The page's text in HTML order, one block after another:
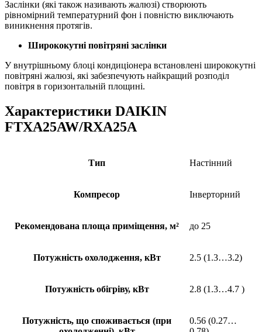
Заслінки (які також називають жалюзі) створюють
рівномірний температурний фон і повністю виключають
виникнення протягів.
Ширококутні повітряні заслінки
У внутрішньому блоці кондиціонера встановлені ширококутні
повітряні жалюзі, які забезпечують найкращий розподіл
повітря в горизонтальній площині.
Характеристики DAIKIN
FTXA25AW/RXA25A
Тип Настінний
Компресор Інверторний
Рекомендована площа приміщення, м² до 25
Потужність охолодження, кВт 2.5 (1.3…3.2)
Потужність обігріву, кВт 2.8 (1.3…4.7 )
Потужність, що споживається (при
0.56 (0.27…